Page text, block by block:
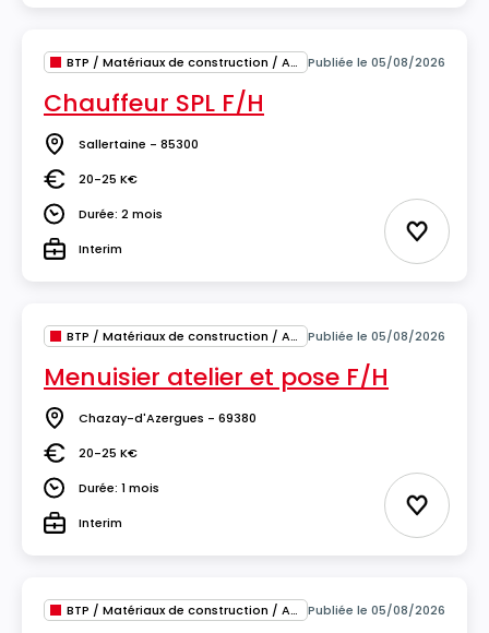
BTP / Matériaux de construction / Architecture Publiée le 05/08/2026
Chauffeur SPL F/H
Lieu Sallertaine - 85300
Salaire20-25 K€
DuréeDurée: 2 mois
TypeInterim Ajouter
BTP / Matériaux de construction / Architecture Publiée le 05/08/2026
Menuisier atelier et pose F/H
Lieu Chazay-d'Azergues - 69380
Salaire20-25 K€
DuréeDurée: 1 mois
TypeInterim Ajouter
BTP / Matériaux de construction / Architecture Publiée le 05/08/2026